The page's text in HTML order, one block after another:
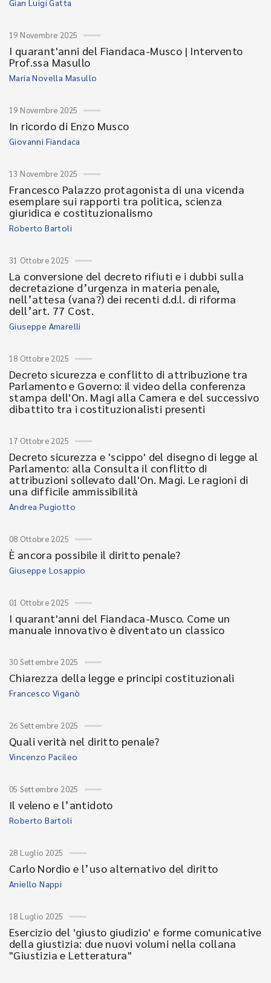
Gian Luigi Gatta
19 Novembre 2025
I quarant'anni del Fiandaca-Musco | Intervento
Prof.ssa Masullo
Maria Novella Masullo
19 Novembre 2025
In ricordo di Enzo Musco
Giovanni Fiandaca
13 Novembre 2025
Francesco Palazzo protagonista di una vicenda
esemplare sui rapporti tra politica, scienza
giuridica e costituzionalismo
Roberto Bartoli
31 Ottobre 2025
La conversione del decreto rifiuti e i dubbi sulla
decretazione d’urgenza in materia penale,
nell’attesa (vana?) dei recenti d.d.l. di riforma
dell’art. 77 Cost.
Giuseppe Amarelli
18 Ottobre 2025
Decreto sicurezza e conflitto di attribuzione tra
Parlamento e Governo: il video della conferenza
stampa dell'On. Magi alla Camera e del successivo
dibattito tra i costituzionalisti presenti
17 Ottobre 2025
Decreto sicurezza e 'scippo' del disegno di legge al
Parlamento: alla Consulta il conflitto di
attribuzioni sollevato dall'On. Magi. Le ragioni di
una difficile ammissibilità
Andrea Pugiotto
08 Ottobre 2025
È ancora possibile il diritto penale?
Giuseppe Losappio
01 Ottobre 2025
I quarant'anni del Fiandaca-Musco. Come un
manuale innovativo è diventato un classico
30 Settembre 2025
Chiarezza della legge e principi costituzionali
Francesco Viganò
26 Settembre 2025
Quali verità nel diritto penale?
Vincenzo Pacileo
05 Settembre 2025
Il veleno e l’antidoto
Roberto Bartoli
28 Luglio 2025
Carlo Nordio e l’uso alternativo del diritto
Aniello Nappi
18 Luglio 2025
Esercizio del 'giusto giudizio' e forme comunicative
della giustizia: due nuovi volumi nella collana
"Giustizia e Letteratura"